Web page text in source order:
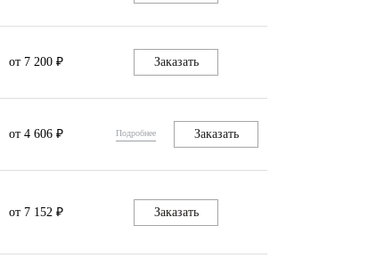
от 7 200 ₽ Заказать
от 4 606 ₽ Подробнее Заказать
от 7 152 ₽ Заказать